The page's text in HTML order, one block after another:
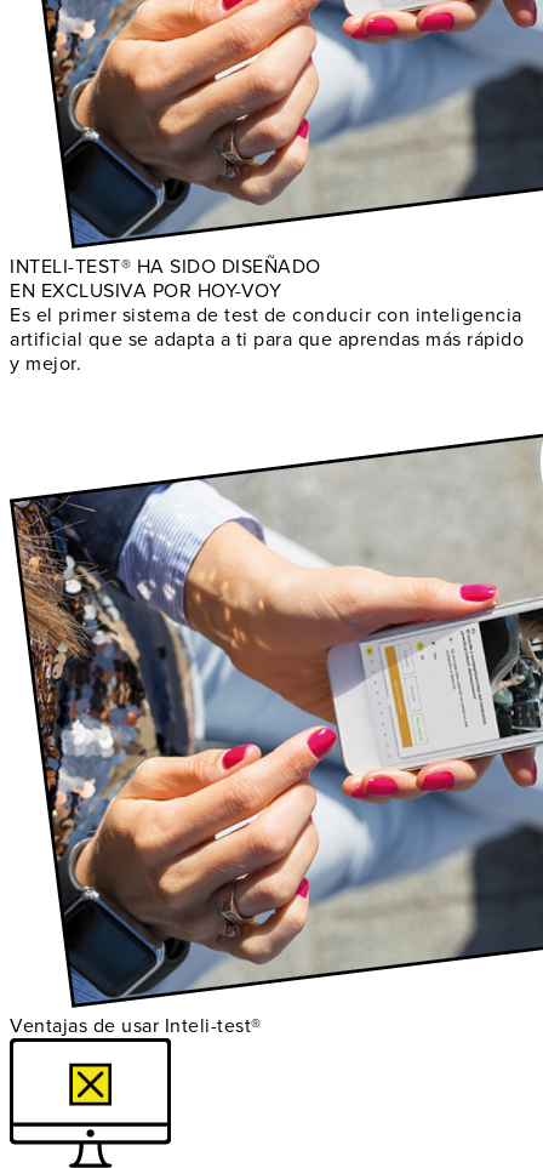
INTELI-TEST® HA SIDO DISEÑADO
EN EXCLUSIVA POR HOY-VOY
Es el primer sistema de test de conducir con inteligencia
artificial que se adapta a ti para que aprendas más rápido
y mejor.
Ventajas de usar Inteli-test®